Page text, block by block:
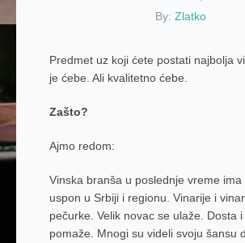
By:Zlatko
Predmet uz koji ćete postati najbolja
je ćebe. Ali kvalitetno ćebe.
Zašto?
Ajmo redom:
Vinska branša u poslednje vreme ima
uspon u Srbiji i regionu. Vinarije i
pečurke. Velik novac se ulaže. Dosta
pomaže. Mnogi su videli svoju šansu